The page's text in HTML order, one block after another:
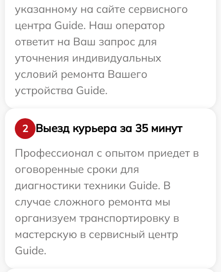
указанному на сайте сервисного
центра Guide. Наш оператор
ответит на Ваш запрос для
уточнения индивидуальных
условий ремонта Вашего
устройства Guide.
2
Выезд курьера за 35 минут
Профессионал с опытом приедет в
оговоренные сроки для
диагностики техники Guide. В
случае сложного ремонта мы
организуем транспортировку в
мастерскую в сервисный центр
Guide.